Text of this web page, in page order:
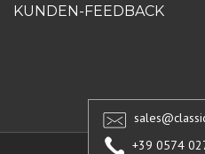
KUNDEN-FEEDBACK
+39 0574